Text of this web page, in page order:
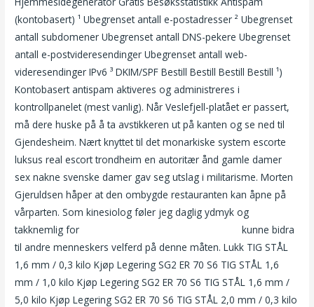
(kontobasert) ¹ Ubegrenset antall e-postadresser ² Ubegrenset
antall subdomener Ubegrenset antall DNS-pekere Ubegrenset
antall e-postvideresendinger Ubegrenset antall web-
videresendinger IPv6 ³ DKIM/SPF Bestill Bestill Bestill Bestill ¹)
Kontobasert antispam aktiveres og administreres i
kontrollpanelet (mest vanlig). Når Veslefjell-platået er passert,
må dere huske på å ta avstikkeren ut på kanten og se ned til
Gjendesheim. Nært knyttet til det monarkiske system escorte
luksus real escort trondheim en autoritær ånd gamle damer
sex nakne svenske damer gav seg utslag i militarisme. Morten
Gjeruldsen håper at den ombygde restauranten kan åpne på
vårparten. Som kinesiolog føler jeg daglig ydmyk og
takknemlig for
kunne bidra
til andre menneskers velferd på denne måten. Lukk TIG STÅL
1,6 mm / 0,3 kilo Kjøp Legering SG2 ER 70 S6 TIG STÅL 1,6
mm / 1,0 kilo Kjøp Legering SG2 ER 70 S6 TIG STÅL 1,6 mm /
5,0 kilo Kjøp Legering SG2 ER 70 S6 TIG STÅL 2,0 mm / 0,3 kilo